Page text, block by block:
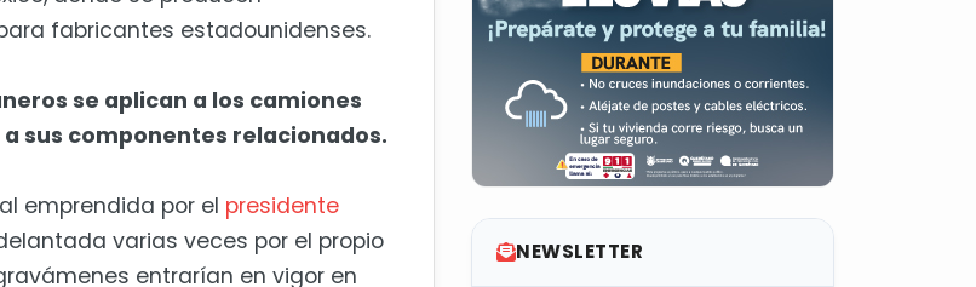
fabricantes estadounidenses.
se aplican a los camiones
sus componentes relacionados.
emprendida por el presidente
varias veces por el propio
entrarían en vigor en
NEWSLETTER